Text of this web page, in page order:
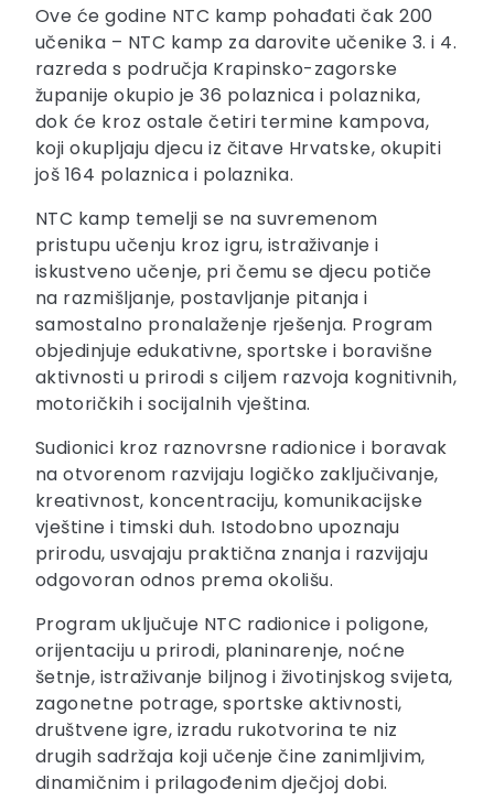
Ove će godine NTC kamp pohađati čak 200
učenika – NTC kamp za darovite učenike 3. i 4.
razreda s područja Krapinsko-zagorske
županije okupio je 36 polaznica i polaznika,
dok će kroz ostale četiri termine kampova,
koji okupljaju djecu iz čitave Hrvatske, okupiti
još 164 polaznica i polaznika.
NTC kamp temelji se na suvremenom
pristupu učenju kroz igru, istraživanje i
iskustveno učenje, pri čemu se djecu potiče
na razmišljanje, postavljanje pitanja i
samostalno pronalaženje rješenja. Program
objedinjuje edukativne, sportske i boravišne
aktivnosti u prirodi s ciljem razvoja kognitivnih,
motoričkih i socijalnih vještina.
Sudionici kroz raznovrsne radionice i boravak
na otvorenom razvijaju logičko zaključivanje,
kreativnost, koncentraciju, komunikacijske
vještine i timski duh. Istodobno upoznaju
prirodu, usvajaju praktična znanja i razvijaju
odgovoran odnos prema okolišu.
Program uključuje NTC radionice i poligone,
orijentaciju u prirodi, planinarenje, noćne
šetnje, istraživanje biljnog i životinjskog svijeta,
zagonetne potrage, sportske aktivnosti,
društvene igre, izradu rukotvorina te niz
drugih sadržaja koji učenje čine zanimljivim,
dinamičnim i prilagođenim dječjoj dobi.